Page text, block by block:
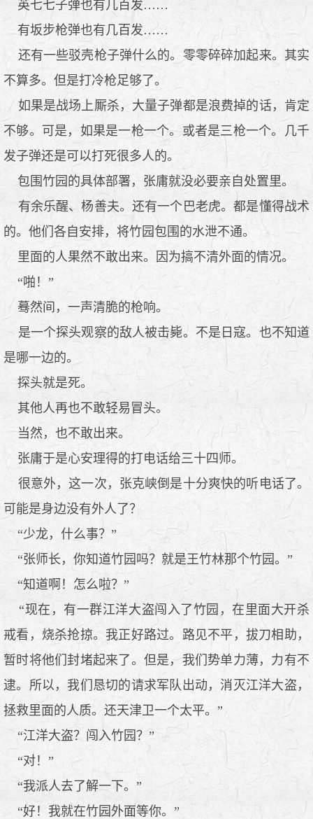
英七七子弹也有几百发……
有坂步枪弹也有几百发……
还有一些驳壳枪子弹什么的。零零碎碎加起来。其实
不算多。但是打冷枪足够了。
如果是战场上厮杀，大量子弹都是浪费掉的话，肯定
不够。可是，如果是一枪一个。或者是三枪一个。几千
发子弹还是可以打死很多人的。
包围竹园的具体部署，张庸就没必要亲自处置里。
有余乐醒、杨善夫。还有一个巴老虎。都是懂得战术
的。他们各自安排，将竹园包围的水泄不通。
里面的人果然不敢出来。因为搞不清外面的情况。
“啪！”
蓦然间，一声清脆的枪响。
是一个探头观察的敌人被击毙。不是日寇。也不知道
是哪一边的。
探头就是死。
其他人再也不敢轻易冒头。
当然，也不敢出来。
张庸于是心安理得的打电话给三十四师。
很意外，这一次，张克峡倒是十分爽快的听电话了。
可能是身边没有外人了？
“少龙，什么事？”
“张师长，你知道竹园吗？就是王竹林那个竹园。”
“知道啊！怎么啦？”
“现在，有一群江洋大盗闯入了竹园，在里面大开杀
戒看，烧杀抢掠。我正好路过。路见不平，拔刀相助，
暂时将他们封堵起来了。但是，我们势单力薄，力有不
逮。所以，我们恳切的请求军队出动，消灭江洋大盗，
拯救里面的人质。还天津卫一个太平。”
“江洋大盗？闯入竹园？”
“对！”
“我派人去了解一下。”
“好！我就在竹园外面等你。”